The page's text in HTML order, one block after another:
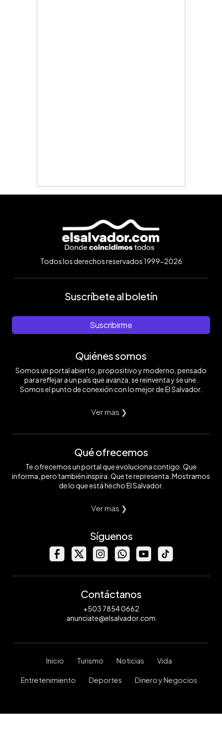
Todos los derechos reservados 1999-2026
Suscríbete al boletín
Suscribirme
Quiénes somos
Somos un portal abierto, propositivo y moderno, pensado
para reflejar a un país que avanza, se reinventa y se une.
Somos el punto de conexión con lo mejor de El Salvador.
Ver mas ❯
Qué ofrecemos
Te ofrecemos un portal que evoluciona contigo. Que
informa, pero también inspira. Que te representa. Mostramos
de lo que está hecho El Salvador.
Ver mas ❯
Síguenos
Contáctanos
+503 7854 0662
anunciate@elsalvador.com
Inicio Turismo Noticias Vida
Entretenimiento Deportes Dinero y Negocios